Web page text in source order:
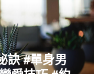
訣 #單身男